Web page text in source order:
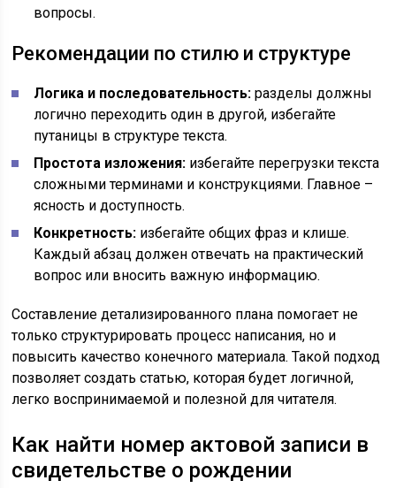
вопросы.
Рекомендации по стилю и структуре
Логика и последовательность: разделы должны
логично переходить один в другой, избегайте
путаницы в структуре текста.
Простота изложения: избегайте перегрузки текста
сложными терминами и конструкциями. Главное –
ясность и доступность.
Конкретность: избегайте общих фраз и клише.
Каждый абзац должен отвечать на практический
вопрос или вносить важную информацию.
Составление детализированного плана помогает не
только структурировать процесс написания, но и
повысить качество конечного материала. Такой подход
позволяет создать статью, которая будет логичной,
легко воспринимаемой и полезной для читателя.
Как найти номер актовой записи в
свидетельстве о рождении